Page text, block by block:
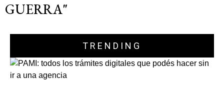
GUERRA"
TRENDING